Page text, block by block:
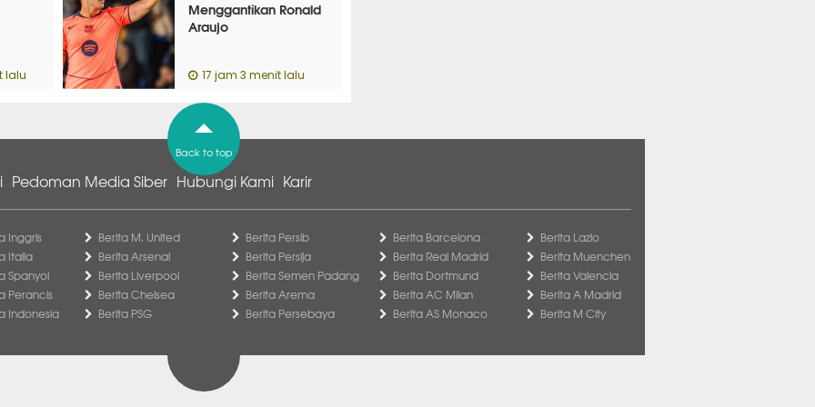
lalu
Menggantikan Ronald
Araujo
17 jam 3 menit lalu
Back to top
Pedoman Media Siber Hubungi Kami Karir
Inggris
Italia
Spanyol
Perancis
Indonesia
Berita M. United
Berita Arsenal
Berita Liverpool
Berita Chelsea
Berita PSG
Berita Persib
Berita Persija
Berita Semen Padang
Berita Arema
Berita Persebaya
Berita Barcelona
Berita Real Madrid
Berita Dortmund
Berita AC Milan
Berita AS Monaco
Berita Lazio
Berita Muenchen
Berita Valencia
Berita A Madrid
Berita M City